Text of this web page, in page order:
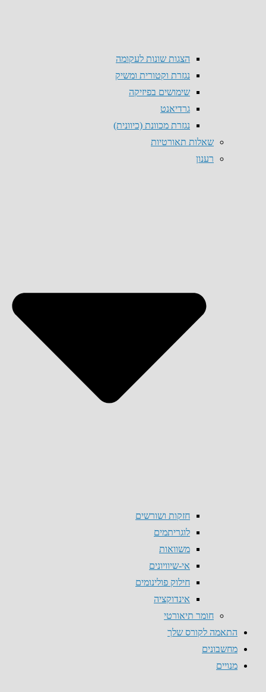
הצגות שונות לעקומה
נגזרת וקטורית ומשיק
שימושים בפיזיקה
גרדיאנט
נגזרת מכוונת (כיוונית)
שאלות תאורטיות
רענון
חזקות ושורשים
לוגריתמים
משוואות
אי-שיוויונים
חילוק פולינומים
אינדוקציה
חומר תיאורטי
התאמה לקורס שלך
מחשבונים
מנויים